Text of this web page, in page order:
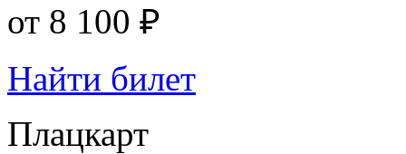
от 8 100 ₽
Найти билет
Плацкарт